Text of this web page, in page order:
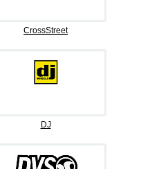
CrossStreet
DJ